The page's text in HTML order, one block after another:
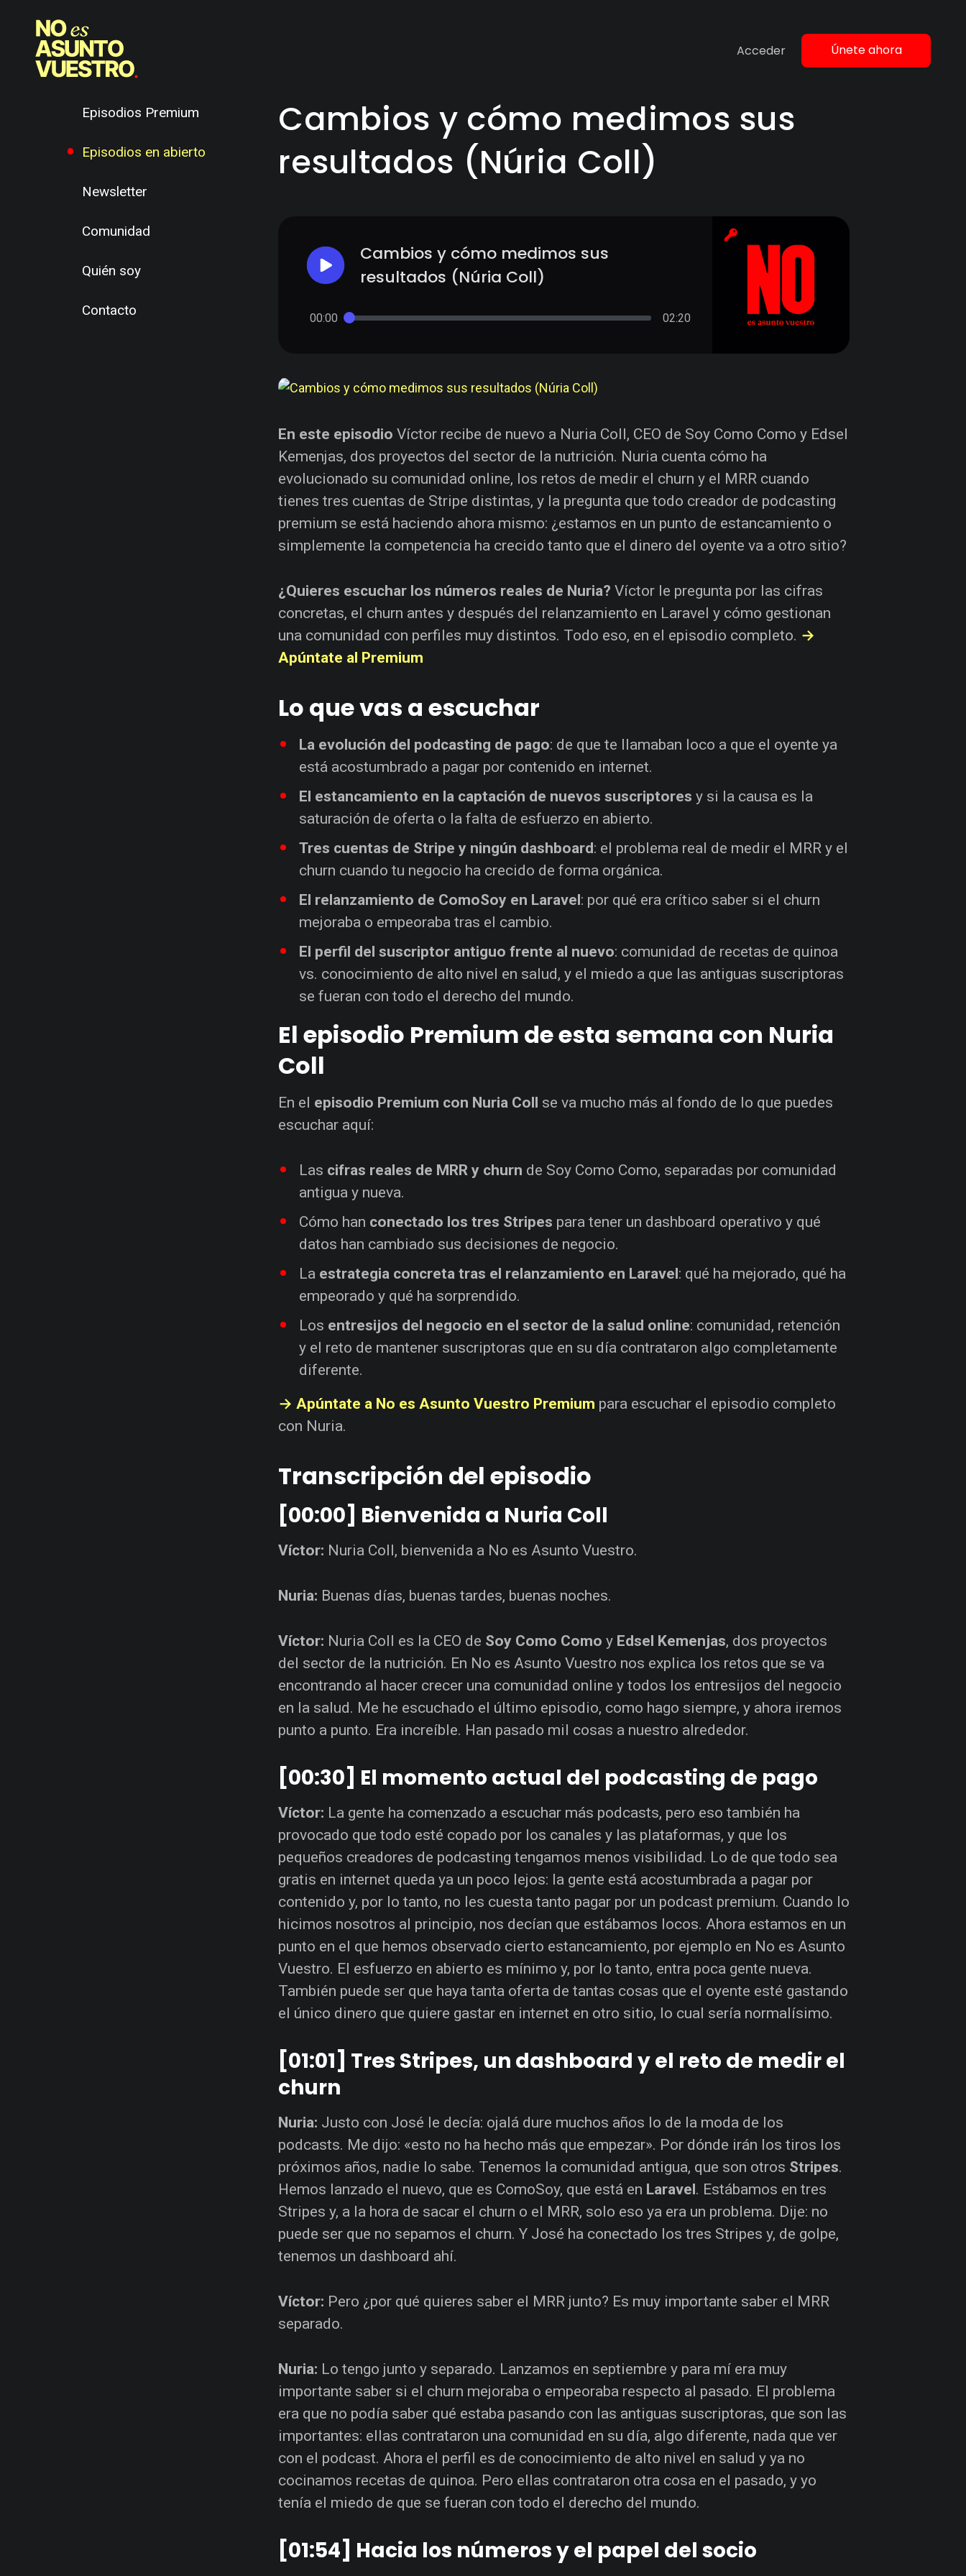
Acceder Únete ahora
Episodios Premium
Episodios en abierto
Newsletter
Comunidad
Quién soy
Contacto
Cambios y cómo medimos sus
resultados (Núria Coll)
Cambios y cómo medimos sus
resultados (Núria Coll)
00:00 02:20
En este episodio Víctor recibe de nuevo a Nuria Coll, CEO de Soy Como Como y Edsel
Kemenjas, dos proyectos del sector de la nutrición. Nuria cuenta cómo ha
evolucionado su comunidad online, los retos de medir el churn y el MRR cuando
tienes tres cuentas de Stripe distintas, y la pregunta que todo creador de podcasting
premium se está haciendo ahora mismo: ¿estamos en un punto de estancamiento o
simplemente la competencia ha crecido tanto que el dinero del oyente va a otro sitio?
¿Quieres escuchar los números reales de Nuria? Víctor le pregunta por las cifras
concretas, el churn antes y después del relanzamiento en Laravel y cómo gestionan
una comunidad con perfiles muy distintos. Todo eso, en el episodio completo. →
Apúntate al Premium
Lo que vas a escuchar
La evolución del podcasting de pago: de que te llamaban loco a que el oyente ya
está acostumbrado a pagar por contenido en internet.
El estancamiento en la captación de nuevos suscriptores y si la causa es la
saturación de oferta o la falta de esfuerzo en abierto.
Tres cuentas de Stripe y ningún dashboard: el problema real de medir el MRR y el
churn cuando tu negocio ha crecido de forma orgánica.
El relanzamiento de ComoSoy en Laravel: por qué era crítico saber si el churn
mejoraba o empeoraba tras el cambio.
El perfil del suscriptor antiguo frente al nuevo: comunidad de recetas de quinoa
vs. conocimiento de alto nivel en salud, y el miedo a que las antiguas suscriptoras
se fueran con todo el derecho del mundo.
El episodio Premium de esta semana con Nuria
Coll
En el episodio Premium con Nuria Coll se va mucho más al fondo de lo que puedes
escuchar aquí:
Las cifras reales de MRR y churn de Soy Como Como, separadas por comunidad
antigua y nueva.
Cómo han conectado los tres Stripes para tener un dashboard operativo y qué
datos han cambiado sus decisiones de negocio.
La estrategia concreta tras el relanzamiento en Laravel: qué ha mejorado, qué ha
empeorado y qué ha sorprendido.
Los entresijos del negocio en el sector de la salud online: comunidad, retención
y el reto de mantener suscriptoras que en su día contrataron algo completamente
diferente.
→ Apúntate a No es Asunto Vuestro Premium para escuchar el episodio completo
con Nuria.
Transcripción del episodio
[00:00] Bienvenida a Nuria Coll
Víctor: Nuria Coll, bienvenida a No es Asunto Vuestro.
Nuria: Buenas días, buenas tardes, buenas noches.
Víctor: Nuria Coll es la CEO de Soy Como Como y Edsel Kemenjas, dos proyectos
del sector de la nutrición. En No es Asunto Vuestro nos explica los retos que se va
encontrando al hacer crecer una comunidad online y todos los entresijos del negocio
en la salud. Me he escuchado el último episodio, como hago siempre, y ahora iremos
punto a punto. Era increíble. Han pasado mil cosas a nuestro alrededor.
[00:30] El momento actual del podcasting de pago
Víctor: La gente ha comenzado a escuchar más podcasts, pero eso también ha
provocado que todo esté copado por los canales y las plataformas, y que los
pequeños creadores de podcasting tengamos menos visibilidad. Lo de que todo sea
gratis en internet queda ya un poco lejos: la gente está acostumbrada a pagar por
contenido y, por lo tanto, no les cuesta tanto pagar por un podcast premium. Cuando lo
hicimos nosotros al principio, nos decían que estábamos locos. Ahora estamos en un
punto en el que hemos observado cierto estancamiento, por ejemplo en No es Asunto
Vuestro. El esfuerzo en abierto es mínimo y, por lo tanto, entra poca gente nueva.
También puede ser que haya tanta oferta de tantas cosas que el oyente esté gastando
el único dinero que quiere gastar en internet en otro sitio, lo cual sería normalísimo.
[01:01] Tres Stripes, un dashboard y el reto de medir el
churn
Nuria: Justo con José le decía: ojalá dure muchos años lo de la moda de los
podcasts. Me dijo: «esto no ha hecho más que empezar». Por dónde irán los tiros los
próximos años, nadie lo sabe. Tenemos la comunidad antigua, que son otros Stripes.
Hemos lanzado el nuevo, que es ComoSoy, que está en Laravel. Estábamos en tres
Stripes y, a la hora de sacar el churn o el MRR, solo eso ya era un problema. Dije: no
puede ser que no sepamos el churn. Y José ha conectado los tres Stripes y, de golpe,
tenemos un dashboard ahí.
Víctor: Pero ¿por qué quieres saber el MRR junto? Es muy importante saber el MRR
separado.
Nuria: Lo tengo junto y separado. Lanzamos en septiembre y para mí era muy
importante saber si el churn mejoraba o empeoraba respecto al pasado. El problema
era que no podía saber qué estaba pasando con las antiguas suscriptoras, que son las
importantes: ellas contrataron una comunidad en su día, algo diferente, nada que ver
con el podcast. Ahora el perfil es de conocimiento de alto nivel en salud y ya no
cocinamos recetas de quinoa. Pero ellas contrataron otra cosa en el pasado, y yo
tenía el miedo de que se fueran con todo el derecho del mundo.
[01:54] Hacia los números y el papel del socio